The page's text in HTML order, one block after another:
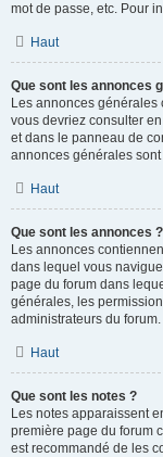
mot de passe, etc. Pour
Haut
Que sont les annonces
Les annonces générales
vous devriez consulter
et dans le panneau de
annonces générales
Haut
Que sont les annonces ?
Les annonces
dans lequel vous
page du forum dans
générales, les
administrateurs du forum.
Haut
Que sont les notes ?
Les notes apparaissent
première page du forum
est recommandé de les